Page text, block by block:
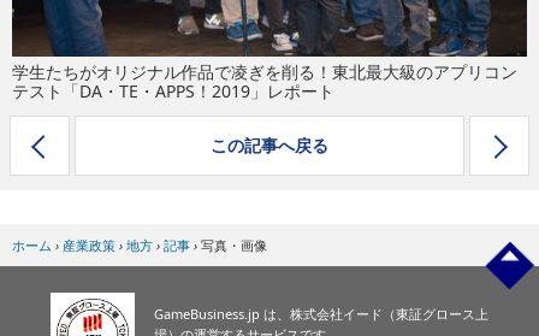
学生たちがオリジナル作品で凌ぎを削る！東北最大級のアプリコン
テスト「DA・TE・APPS！2019」レポート
この記事へ戻る
ホーム › 産業政策 › 地方 › 記事 › 写真・画像
GameBusiness.jp は、株式会社イード（東証グロース上